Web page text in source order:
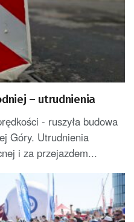
– utrudnienia
- ruszyła budowa
Góry. Utrudnienia
i za przejazdem...